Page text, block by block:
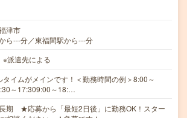
津市
ら---分／東福間駅から---分
派遣先による
タイムがメインです！＜勤務時間の例＞8:00～
～17:309:00～18:…
期 ★応募から「最短2日後」に勤務OK！スター